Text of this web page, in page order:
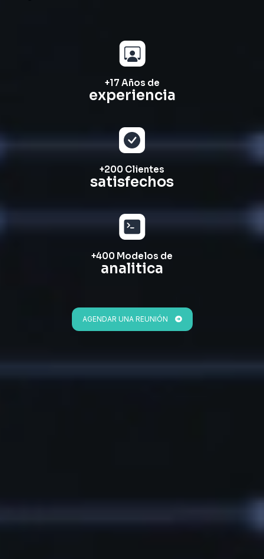
+17 Años de
experiencia
+200 Clientes
satisfechos
+400 Modelos de
analitica
AGENDAR UNA REUNIÓN